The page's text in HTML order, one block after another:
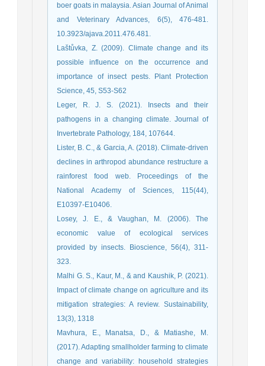
boer goats in malaysia. Asian Journal of Animal
and Veterinary Advances, 6(5), 476-481.
10.3923/ajava.2011.476.481.
Laštůvka, Z. (2009). Climate change and its
possible influence on the occurrence and
importance of insect pests. Plant Protection
Science, 45, S53-S62
Leger, R. J. S. (2021). Insects and their
pathogens in a changing climate. Journal of
Lister, B. C., & Garcia, A. (2018). Climate-driven
declines in arthropod abundance restructure a
rainforest food web. Proceedings of the
National Academy of Sciences, 115(44),
Losey, J. E., & Vaughan, M. (2006). The
economic value of ecological services
provided by insects. Bioscience, 56(4), 311-
323.
Malhi G. S., Kaur, M., & and Kaushik, P. (2021).
Impact of climate change on agriculture and its
mitigation strategies: A review. Sustainability,
13(3), 1318
Mavhura, E., Manatsa, D., & Matiashe, M.
(2017). Adapting smallholder farming to climate
change and variability: household strategies